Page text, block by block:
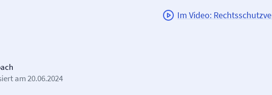
am20.06.2024
Im Video: